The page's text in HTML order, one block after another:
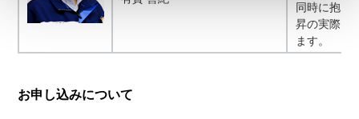
同時に抱え
昇の実際と
ます。
お申し込みについて